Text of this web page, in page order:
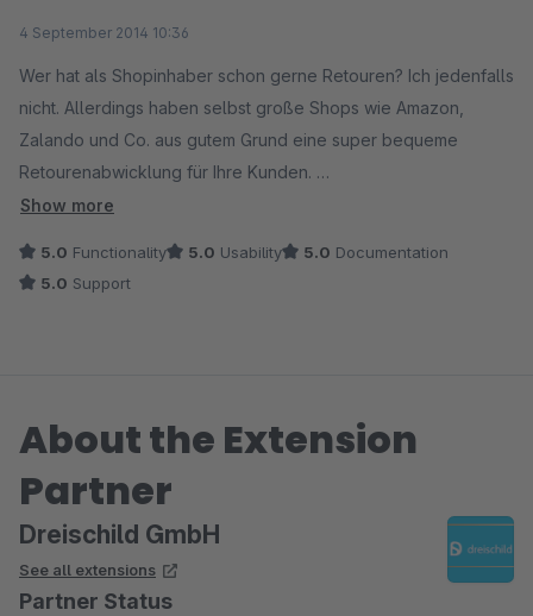
4 September 2014 10:36
Wer hat als Shopinhaber schon gerne Retouren? Ich jedenfalls
nicht. Allerdings haben selbst große Shops wie Amazon,
Zalando und Co. aus gutem Grund eine super bequeme
Retourenabwicklung für Ihre Kunden.
Widerrufsrecht hat der Kunde ja sowieso. Wieso also nicht
Bedienung, das einfache Retournieren der Ware, die
Backend sind TOP.
Seit wir das Modul installiert haben, bekommen wir von
unseren Kunden durchweg ein positives Feedback.
Show more
5.0 Functionality 5.0 Usability 5.0 Documentation
5.0 Support
About the Extension
Partner
Dreischild GmbH
See all extensions
Partner Status